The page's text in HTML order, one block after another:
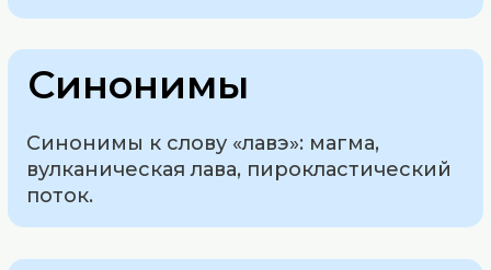
Синонимы
Синонимы к слову «лавэ»: магма,
вулканическая лава, пирокластический
поток.